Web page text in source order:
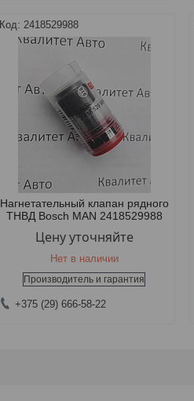
2418529988
Нагнетательный клапан рядного
ТНВД Bosch MAN 2418529988
Цену уточняйте
Нет в наличии
Производитель и гарантия
+375 (29) 666-58-22